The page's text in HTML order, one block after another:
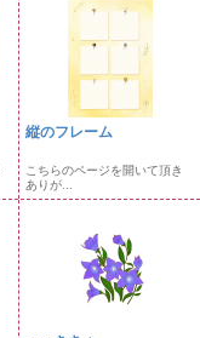
縦のフレーム
こちらのページを開いて頂き
ありが...